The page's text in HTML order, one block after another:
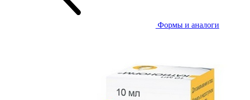
Формы и аналоги